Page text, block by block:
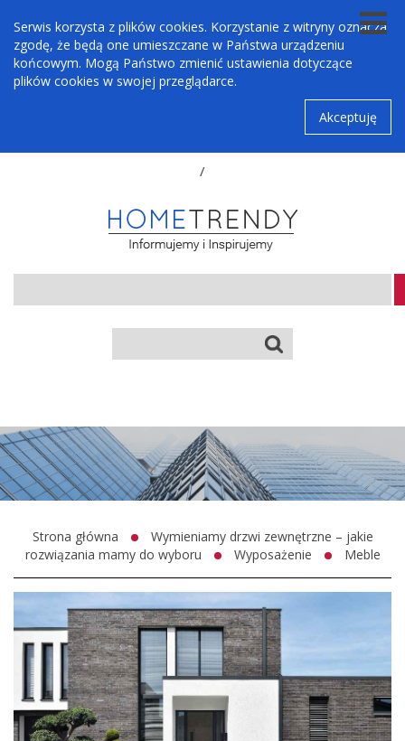
Serwis korzysta z plików cookies. Korzystanie z witryny oznacza
zgodę, że będą one umieszczane w Państwa urządzeniu
końcowym. Mogą Państwo zmienić ustawienia dotyczące
plików cookies w swojej przeglądarce.
Akceptuję
/
Strona główna
Wymieniamy drzwi zewnętrzne – jakie
rozwiązania mamy do wyboru
Wyposażenie Meble